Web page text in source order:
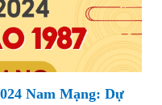
Nam Mạng: Dự